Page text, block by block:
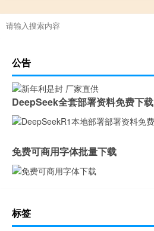
公告
DeepSeek全套部署资料免费下载
免费可商用字体批量下载
标签